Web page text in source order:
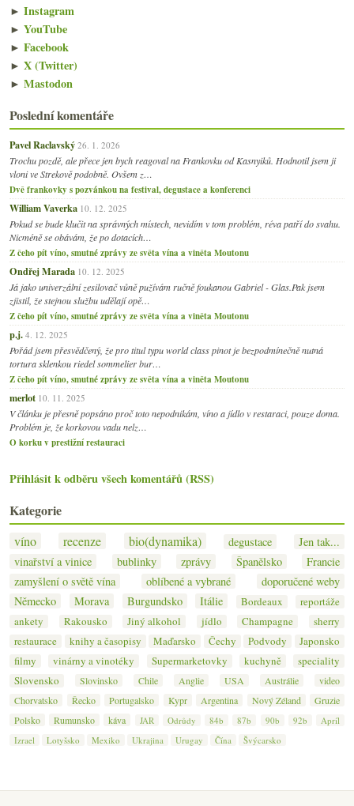
► Instagram
► YouTube
► Facebook
► X (Twitter)
► Mastodon
Poslední komentáře
Pavel Raclavský 26. 1. 2026
Trochu pozdě, ale přece jen bych reagoval na Frankovku od Kasnyiků. Hodnotil jsem ji
vloni ve Strekově podobně. Ovšem z…
Dvě frankovky s pozvánkou na festival, degustace a konferenci
William Vaverka 10. 12. 2025
Pokud se bude klučit na správných místech, nevidím v tom problém, réva patří do svahu.
Nicméně se obávám, že po dotacích…
Z čeho pít víno, smutné zprávy ze světa vína a viněta Moutonu
Ondřej Marada 10. 12. 2025
Já jako univerzální zesilovač vůně pužívám ručně foukanou Gabriel - Glas.Pak jsem
zjistil, že stejnou službu udělají opě…
Z čeho pít víno, smutné zprávy ze světa vína a viněta Moutonu
p.j. 4. 12. 2025
Pořád jsem přesvědčený, že pro titul typu world class pinot je bezpodmínečně nutná
tortura sklenkou riedel sommelier bur…
Z čeho pít víno, smutné zprávy ze světa vína a viněta Moutonu
merlot 10. 11. 2025
V článku je přesně popsáno proč toto nepodnikám, víno a jídlo v restaraci, pouze doma.
Problém je, že korkovou vadu nelz…
O korku v prestižní restauraci
Přihlásit k odběru všech komentářů (RSS)
Kategorie
víno recenze bio(dynamika) degustace
Jen tak...
vinařství a vinice
bublinky zprávy Španělsko
Francie
zamyšlení o světě vína
oblíbené a vybrané
doporučené weby
Německo
Morava Burgundsko Itálie Bordeaux
reportáže
ankety
Rakousko Jiný alkohol jídlo Champagne
sherry
restaurace
knihy a časopisy Maďarsko Čechy Podvody
Japonsko
filmy
vinárny a vinotéky Supermarketovky kuchyně
speciality
Slovensko
Slovinsko Chile Anglie USA Austrálie
video
Chorvatsko
Řecko Portugalsko Kypr Argentina Nový Zéland
Gruzie
Polsko
Rumunsko káva JAR Odrůdy 84b 87b 90b 92b
Apríl
Izrael
Lotyšsko Mexiko Ukrajina Urugay Čína Švýcarsko